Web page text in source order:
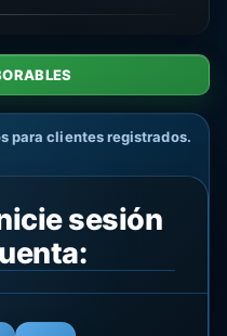
para clientes registrados.
sesión